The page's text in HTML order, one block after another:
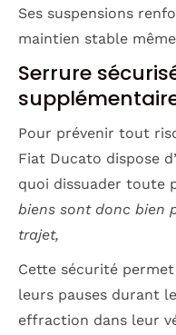
Ses suspensions
maintien stable
Serrure
Pour prévenir tout
Fiat Ducato dispose
quoi dissuader toute
biens sont donc bien
trajet,
Cette sécurité
leurs pauses durant
effraction dans leur